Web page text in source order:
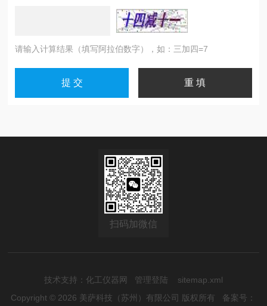
请输入计算结果（填写阿拉伯数字），如：三加四=7
扫码加微信
技术支持： 化工仪器网 管理登陆
sitemap.xml
Copyright © 2026 美萨科技（苏州）有限公司 版权所有 备案号：